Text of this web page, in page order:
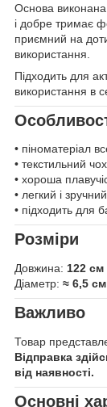
Основа виконана
і добре тримає
приємний на
використання.
Підходить для
використання в
• піноматеріал
• текстильний
• хороша
• легкий і
• підходить для
Розміри
Довжина: 122 см
Діаметр: ≈ 6,5 см
Важливо
Товар
Відправка
від наявності.
Основні